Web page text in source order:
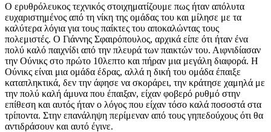
Ο ερυθρόλευκος τεχνικός στοιχηματίζουμε πως ήταν απόλυτα
ευχαριστημένος από τη νίκη της ομάδας του και μίλησε με τα
καλύτερα λόγια για τους παίκτες του αποκαλώντας τους
πολεμιστές. Ο Γιάννης Σφαιρόπουλος, αρχικά είπε ότι ήταν ένα
πολύ καλό παιχνίδι από την πλευρά των παικτών του. Αιφνιδίασαν
την Ούνικς στο πρώτο 10λεπτο και πήραν μια μεγάλη διαφορά. Η
Ούνικς είναι μια ομάδα έδρας, αλλά η δική του ομάδα έπαιξε
καταπληκτικά, δεν την άφησε να σκοράρει, την κράτησε χαμηλά με
την πολύ καλή άμυνα που έπαιξαν, είχαν φοβερό ρυθμό στην
επίθεση και αυτός ήταν ο λόγος που είχαν τόσο καλά ποσοστά στα
τρίποντα. Στην επανάληψη περίμεναν από τους γηπεδούχους ότι θα
αντιδράσουν και αυτό έγινε.